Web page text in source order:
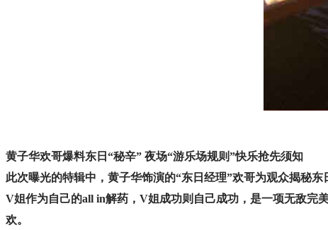
黄子华欢哥爆料东日“秘辛” 夜场“游乐场规则”快乐抢先须知
此次曝光的特辑中，黄子华饰演的“东日经理”欢哥为观众揭秘
V姐作为自己的all in解药，V姐成功则自己成功，是一项无敌完
欢。